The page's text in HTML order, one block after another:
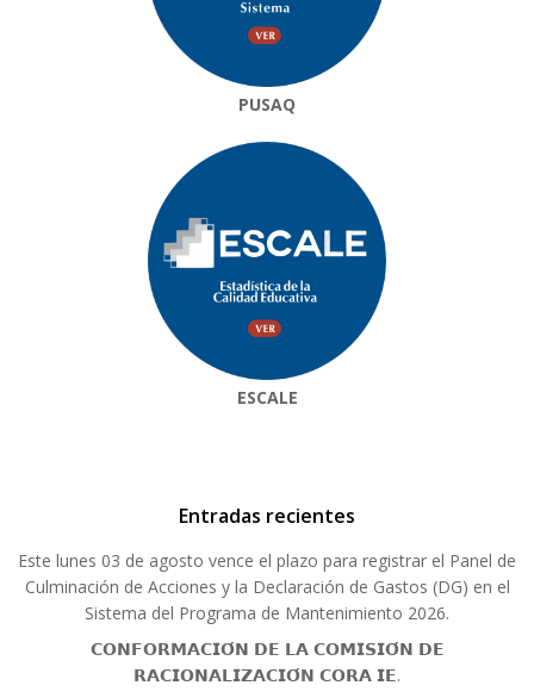
PUSAQ
ESCALE
Entradas recientes
Este lunes 03 de agosto vence el plazo para registrar el Panel de
Culminación de Acciones y la Declaración de Gastos (DG) en el
Sistema del Programa de Mantenimiento 2026.
𝗖𝗢𝗡𝗙𝗢𝗥𝗠𝗔𝗖𝗜𝗢́𝗡 𝗗𝗘 𝗟𝗔 𝗖𝗢𝗠𝗜𝗦𝗜𝗢́𝗡 𝗗𝗘
𝗥𝗔𝗖𝗜𝗢𝗡𝗔𝗟𝗜𝗭𝗔𝗖𝗜𝗢́𝗡 𝗖𝗢𝗥𝗔 𝗜𝗘.